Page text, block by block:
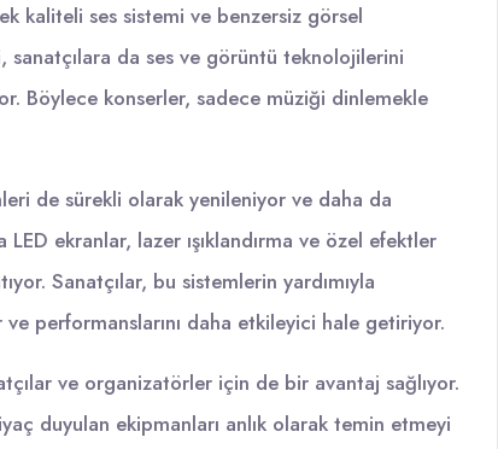
kaliteli ses sistemi ve benzersiz görsel
da ses ve görüntü teknolojilerini
Böylece konserler, sadece müziği dinlemekle
de sürekli olarak yenileniyor ve daha da
ekranlar, lazer ışıklandırma ve özel efektler
Sanatçılar, bu sistemlerin yardımıyla
performanslarını daha etkileyici hale getiriyor.
ve organizatörler için de bir avantaj sağlıyor.
duyulan ekipmanları anlık olarak temin etmeyi